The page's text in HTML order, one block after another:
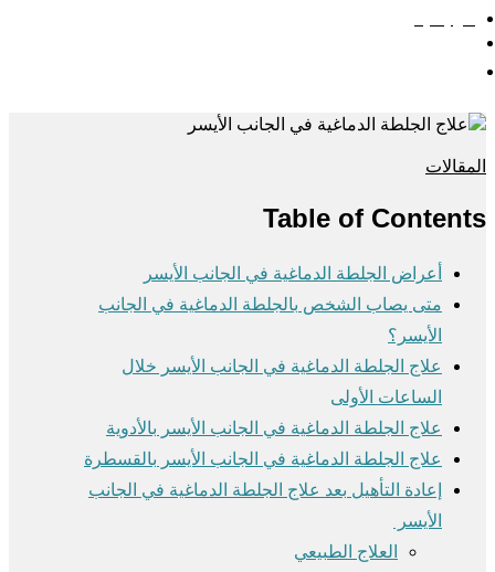
المقالات
Table of Contents
أعراض الجلطة الدماغية في الجانب الأيسر
متى يصاب الشخص بالجلطة الدماغية في الجانب
الأيسر؟
علاج الجلطة الدماغية في الجانب الأيسر خلال
الساعات الأولى
علاج الجلطة الدماغية في الجانب الأيسر بالأدوية
علاج الجلطة الدماغية في الجانب الأيسر بالقسطرة
إعادة التأهيل بعد علاج الجلطة الدماغية في الجانب
الأيسر
العلاج الطبيعي